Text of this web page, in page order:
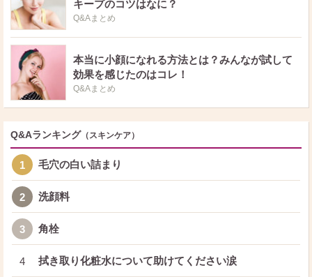
キープのコツはなに？
Q&Aまとめ
本当に小顔になれる方法とは？みんなが試して
効果を感じたのはコレ！
Q&Aまとめ
Q&Aランキング （スキンケア）
1 毛穴の白い詰まり
2 洗顔料
3 角栓
4 拭き取り化粧水について助けてください涙